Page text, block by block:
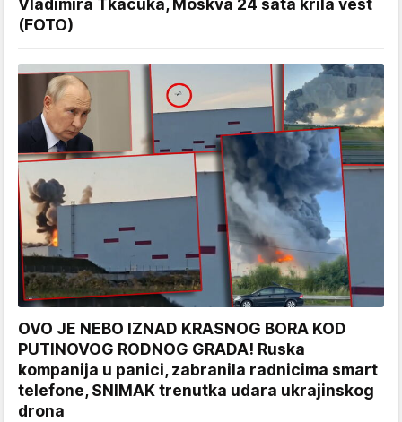
Vladimira Tkačuka, Moskva 24 sata krila vest
(FOTO)
OVO JE NEBO IZNAD KRASNOG BORA KOD
PUTINOVOG RODNOG GRADA! Ruska
kompanija u panici, zabranila radnicima smart
telefone, SNIMAK trenutka udara ukrajinskog
drona